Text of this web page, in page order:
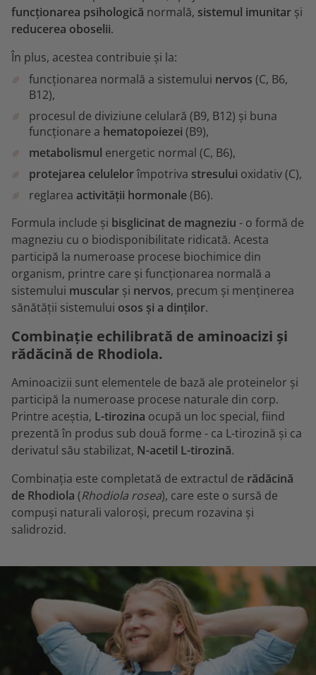
funcționarea psihologică normală, sistemul imunitar și
reducerea oboselii.
În plus, acestea contribuie și la:
funcționarea normală a sistemului nervos (C, B6,
B12),
procesul de diviziune celulară (B9, B12) și buna
funcționare a hematopoiezei (B9),
metabolismul energetic normal (C, B6),
protejarea celulelorîmpotriva stresului oxidativ (C),
reglarea activității hormonale(B6).
Formula include și bisglicinat de magneziu - o formă de
magneziu cu o biodisponibilitate ridicată. Acesta
participă la numeroase procese biochimice din
organism, printre care și funcționarea normală a
sistemului muscular și nervos, precum și menținerea
sănătății sistemului osos și a dinților.
Combinație echilibrată de aminoacizi și
rădăcină de Rhodiola.
Aminoacizii sunt elementele de bază ale proteinelor și
participă la numeroase procese naturale din corp.
Printre aceștia, L-tirozina ocupă un loc special, fiind
prezentă în produs sub două forme - ca L-tirozină și ca
derivatul său stabilizat, N-acetil L-tirozină.
Combinația este completată de extractul de rădăcină
de Rhodiola (Rhodiola rosea), care este o sursă de
compuși naturali valoroși, precum rozavina și
salidrozid.